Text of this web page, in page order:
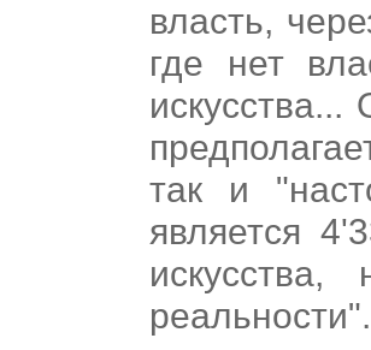
власть,
где нет
так и
является
реальности".